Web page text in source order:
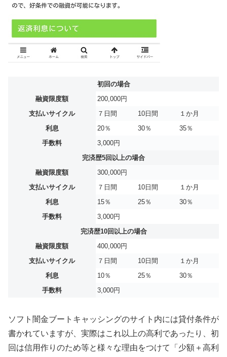
初回の場合
融資限度額
200,000円
支払いサイクル
７日間 10日間
１か月
利息
20％ 30％
35％
手数料
3,000円
完済歴5回以上の場合
融資限度額
300,000円
支払いサイクル
７日間 10日間
１か月
利息
15％ 25％
30％
手数料
3,000円
完済歴10回以上の場合
融資限度額
400,000円
支払いサイクル
７日間 10日間
１か月
利息
10％ 25％
30％
手数料
3,000円
ソフト闇金ブートキャッシングのサイト内には貸付条件が
書かれていますが、実際はこれ以上の高利であったり、初
回は信用作りのため等と様々な理由をつけて「少額＋高利